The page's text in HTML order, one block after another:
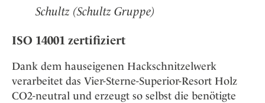
Schultz (Schultz Gruppe)
ISO 14001 zertifiziert
Dank dem hauseigenen Hackschnitzelwerk
verarbeitet das Vier-Sterne-Superior-Resort Holz
CO2-neutral und erzeugt so selbst die benötigte